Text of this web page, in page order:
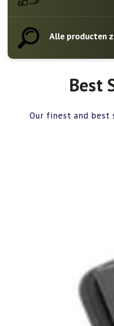
Alle producten
Best
Our finest and best